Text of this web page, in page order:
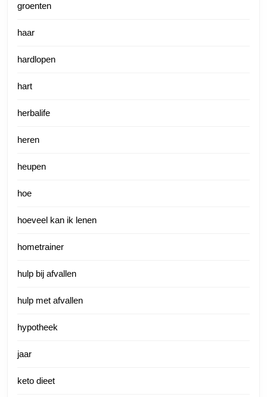
groenten
haar
hardlopen
hart
herbalife
heren
heupen
hoe
hoeveel kan ik lenen
hometrainer
hulp bij afvallen
hulp met afvallen
hypotheek
jaar
keto dieet